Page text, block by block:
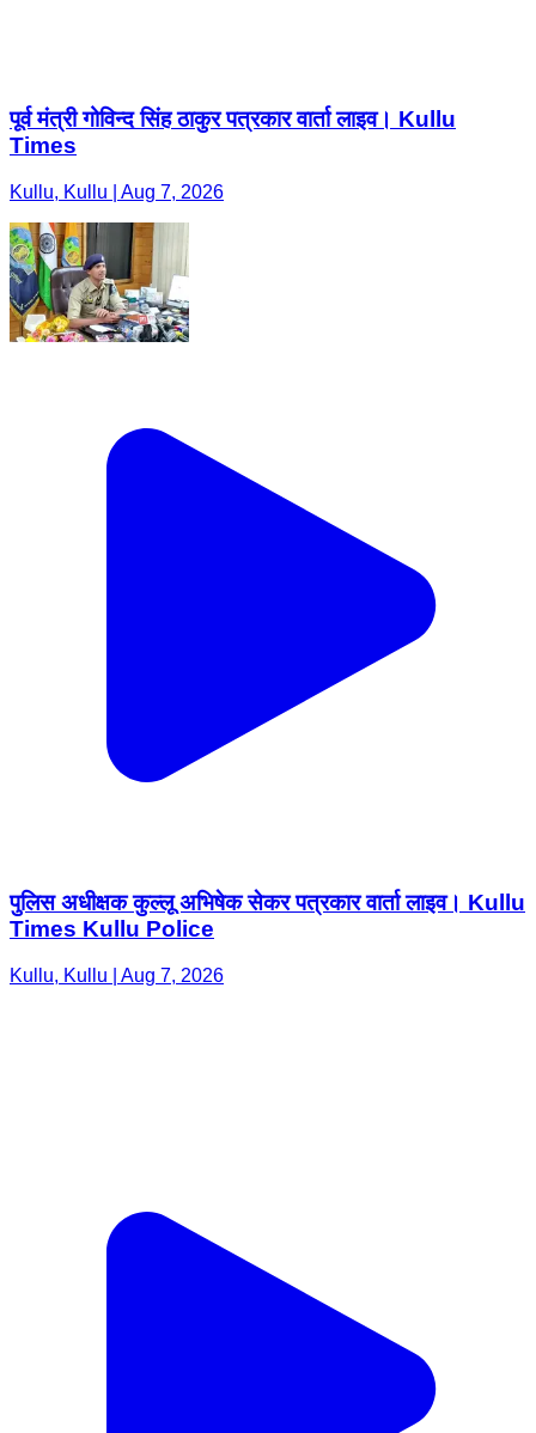
पूर्व मंत्री गोविन्द सिंह ठाकुर पत्रकार वार्ता लाइव। Kullu
Times
Kullu, Kullu | Aug 7, 2026
पुलिस अधीक्षक कुल्लू अभिषेक सेकर पत्रकार वार्ता लाइव। Kullu
Times Kullu Police
Kullu, Kullu | Aug 7, 2026